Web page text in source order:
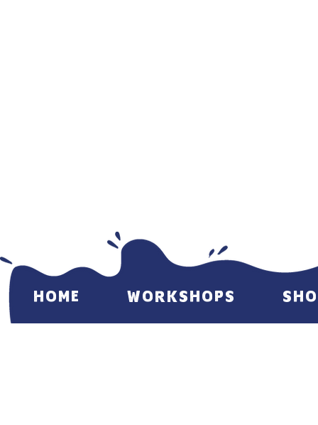
HOME WORKSHOPS